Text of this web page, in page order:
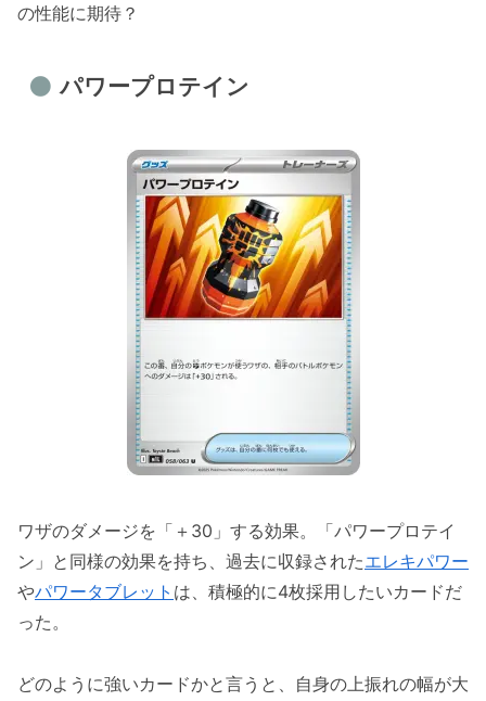
の性能に期待？
パワープロテイン
ワザのダメージを「＋30」する効果。「パワープロテイ
ン」と同様の効果を持ち、過去に収録されたエレキパワー
やパワータブレット は、積極的に4枚採用したいカードだ
った。
どのように強いカードかと言うと、自身の上振れの幅が大